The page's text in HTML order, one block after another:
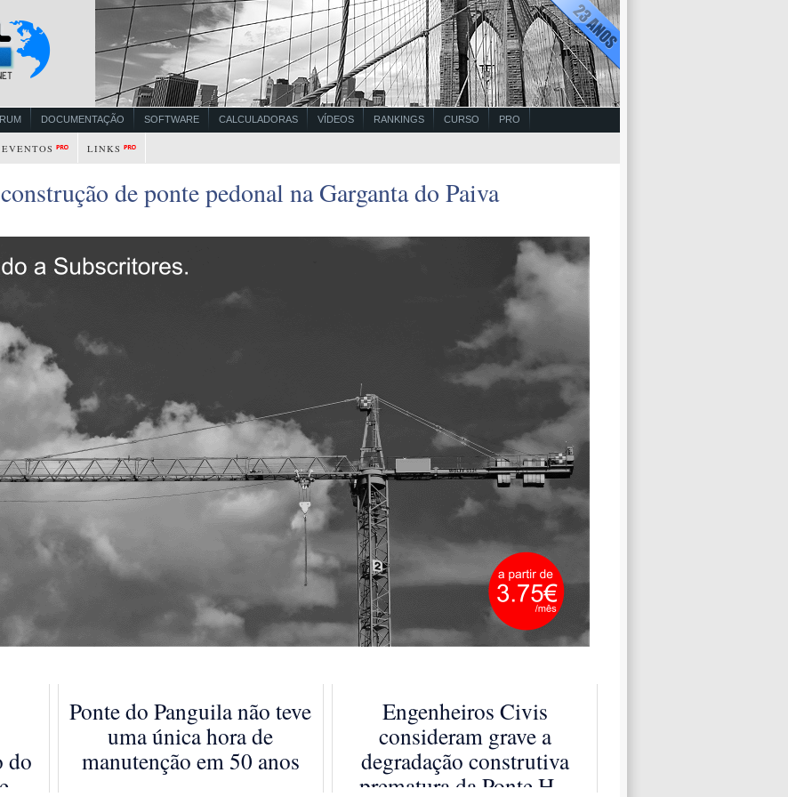
DOCUMENTAÇÃO SOFTWARE CALCULADORAS VÍDEOS RANKINGS CURSO PRO
EVENTOS LINKS
de ponte pedonal na Garganta do Paiva
do
Ponte do Panguila não teve
uma única hora de
manutenção em 50 anos
Engenheiros Civis
consideram grave a
degradação construtiva
prematura da Ponte H...